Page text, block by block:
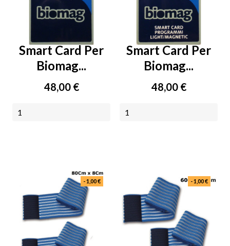
Smart Card Per
Biomag...
Prezzo
48,00 €
Smart Card Per
Biomag...
Prezzo
48,00 €
- 1,00 € - 1,00 €